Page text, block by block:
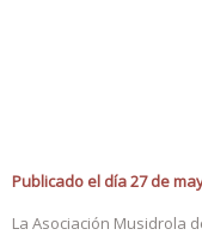
Publicado el día 27 de
La Asociación Musidrola